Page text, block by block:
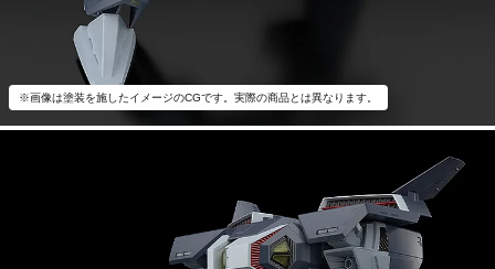
※画像は塗装を施したイメージのCGです。実際の商品とは異なります。